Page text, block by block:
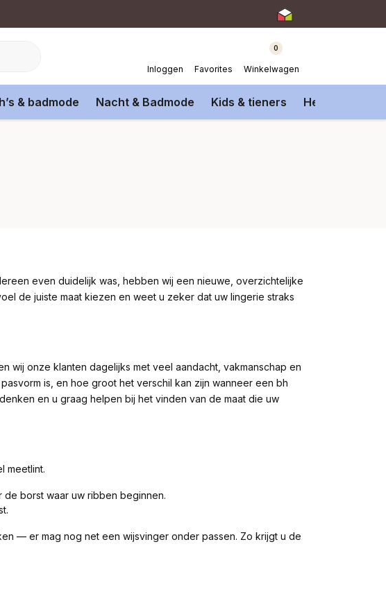
Inloggen Favorites
0
Winkelwagen
& badmode Nacht & Badmode Kids & tieners Heren
even duidelijk was, hebben wij een nieuwe, overzichtelijke
de juiste maat kiezen en weet u zeker dat uw lingerie straks
wij onze klanten dagelijks met veel aandacht, vakmanschap en
is, en hoe groot het verschil kan zijn wanneer een bh
en u graag helpen bij het vinden van de maat die uw
meetlint.
borst waar uw ribben beginnen.
— er mag nog net een wijsvinger onder passen. Zo krijgt u de